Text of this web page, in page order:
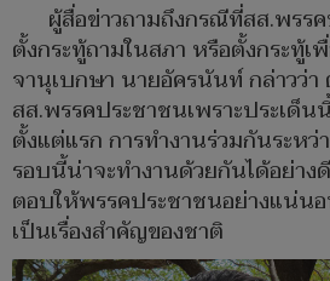
ผู้สื่อข่าวถามถึงกรณีที่สส.พรร
ตั้งกระทู้ถามในสภา หรือตั้งกระทู้
จานุเบกษา นายอัครนันท์ กล่าวว่
สส.พรรคประชาชนเพราะประเด็
ตั้งแต่แรก การทำงานร่วมกันระหว่
รอบนี้น่าจะทำงานด้วยกันได้อย่าง
ตอบให้พรรคประชาชนอย่างแน่นอ
เป็นเรื่องสำคัญของชาติ